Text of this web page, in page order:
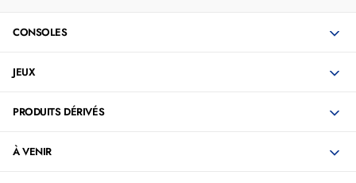
CONSOLES
JEUX
PRODUITS DÉRIVÉS
À VENIR